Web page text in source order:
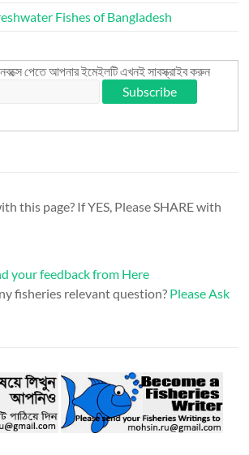
Fishes of Bangladesh
পেতে আপনার ইমেইলটি এখনই সাবস্ক্রাইব করুন
this page? If YES, Please SHARE with
your feedback from Here
fisheries relevant question? Please Ask